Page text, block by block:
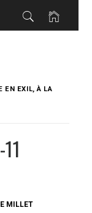
EN EXIL, À LA
MILLET